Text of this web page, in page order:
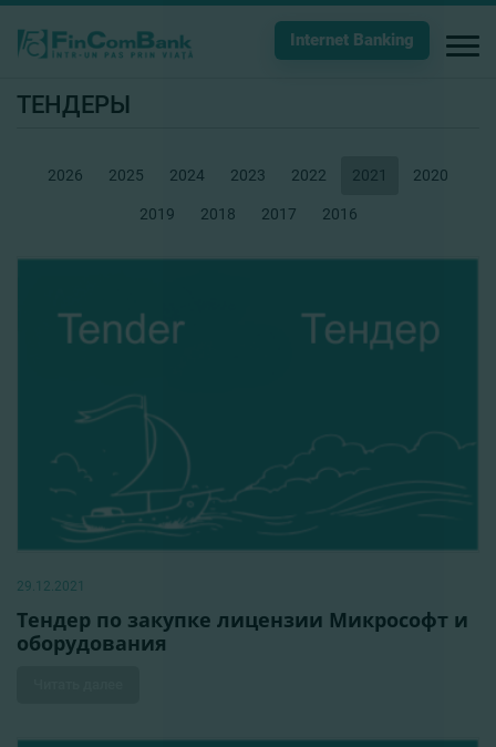
Internet Banking
ТЕНДЕРЫ
2026 2025 2024 2023 2022 2021 2020
2019 2018 2017 2016
29.12.2021
Тендер по закупке лицензии Микрософт и
оборудования